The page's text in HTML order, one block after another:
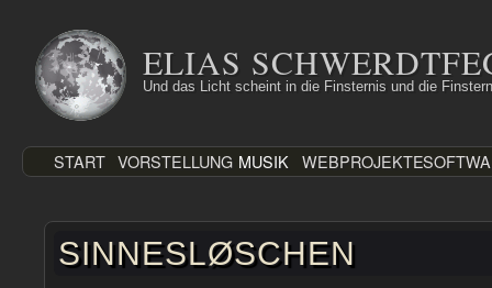
Inhalt
springen
ELIAS
Und das Licht scheint in die Finsternis und die
START VORSTELLUNG MUSIK WEBPROJEKTE
SINNESLØSCHEN